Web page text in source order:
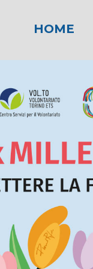
HOME